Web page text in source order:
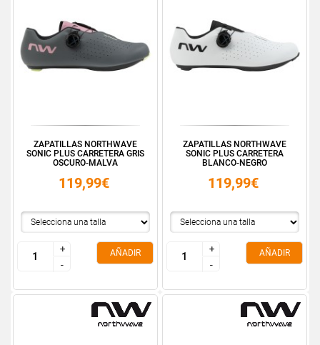
ZAPATILLAS NORTHWAVE
SONIC PLUS CARRETERA GRIS
OSCURO-MALVA
119,99€
+
-
+
-
AÑADIR
ZAPATILLAS NORTHWAVE
SONIC PLUS CARRETERA
BLANCO-NEGRO
119,99€
+
-
+
-
AÑADIR